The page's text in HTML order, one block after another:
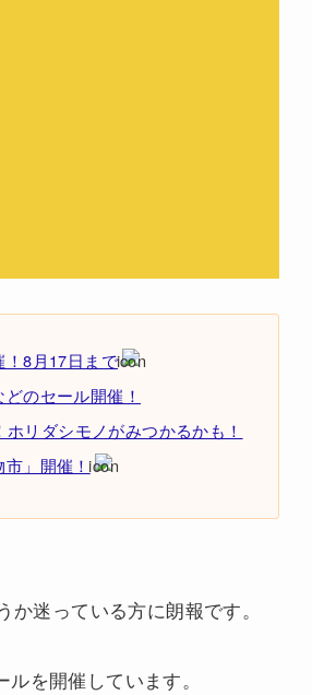
！8月17日まで
のセール開催！
リダシモノがみつかるかも！
市」開催！
迷っている方に朗報です。
を開催しています。